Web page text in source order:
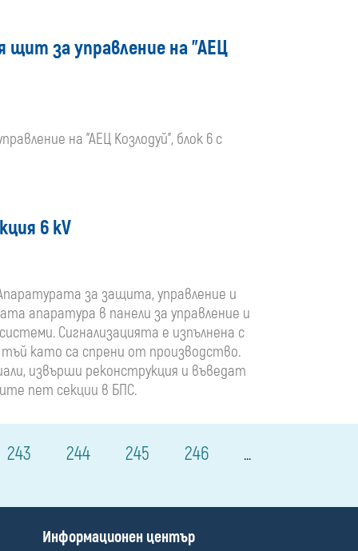
щит за управление на "АЕЦ
на "АЕЦ Козлодуй", блок 6 с
6 кV
за защита, управление и
апаратура в панели за управление и
Сигнализацията е изпълнена с
тъй като са спрени от производство.
извърши реконструкция и въведат
пет секции в БПС.
243 244 245 246 ...
П
Информационен център